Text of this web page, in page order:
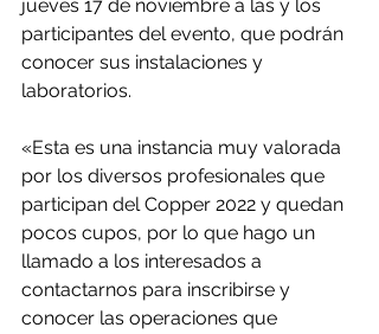
jueves 17 de noviembre a las y los
participantes del evento, que podrán
conocer sus instalaciones y
laboratorios.
«Esta es una instancia muy valorada
por los diversos profesionales que
participan del Copper 2022 y quedan
pocos cupos, por lo que hago un
llamado a los interesados a
contactarnos para inscribirse y
conocer las operaciones que